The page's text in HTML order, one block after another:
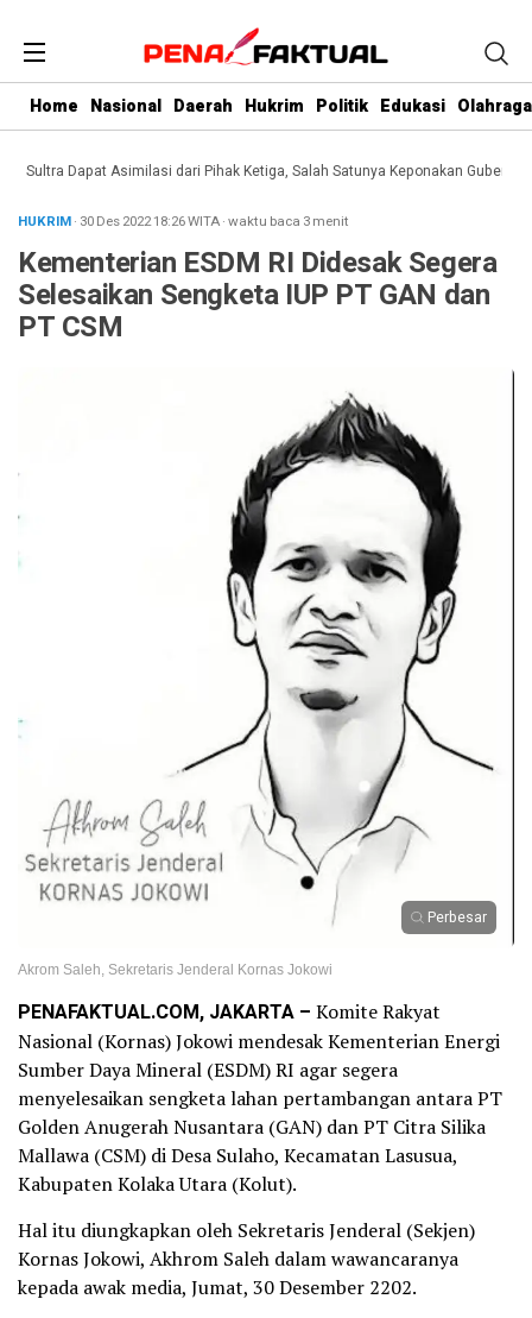
Home Nasional Daerah Hukrim Politik Edukasi Olahraga
Dapat Asimilasi dari Pihak Ketiga, Salah Satunya Keponakan Gubernur
HUKRIM· 30 Des 202218:26WITA·waktu baca 3 menit
Kementerian ESDM RI Didesak Segera
Selesaikan Sengketa IUP PT GAN dan
PT CSM
Perbesar
Akrom Saleh, Sekretaris Jenderal Kornas Jokowi
PENAFAKTUAL.COM, JAKARTA – Komite Rakyat
Nasional (Kornas) Jokowi mendesak Kementerian Energi
Sumber Daya Mineral (ESDM) RI agar segera
menyelesaikan sengketa lahan pertambangan antara PT
Golden Anugerah Nusantara (GAN) dan PT Citra Silika
Mallawa (CSM) di Desa Sulaho, Kecamatan Lasusua,
Kabupaten Kolaka Utara (Kolut).
Hal itu diungkapkan oleh Sekretaris Jenderal (Sekjen)
Kornas Jokowi, Akhrom Saleh dalam wawancaranya
kepada awak media, Jumat, 30 Desember 2202.